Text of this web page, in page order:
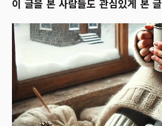
이 글을 본 사람들도 관심있게 본 글